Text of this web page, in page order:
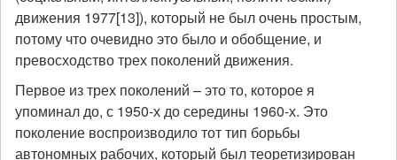
движения 1977[13]), который не был очень простым,
потому что очевидно это было и обобщение, и
превосходство трех поколений движения.
Первое из трех поколений – это то, которое я
упоминал до, с 1950-х до середины 1960-х. Это
поколение воспроизводило тот тип борьбы
автономных рабочих, который был теоретизирован